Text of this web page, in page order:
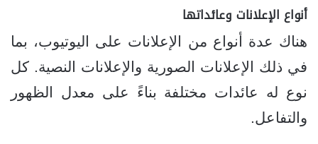
أنواع الإعلانات وعائداتها
هناك عدة أنواع من الإعلانات على اليوتيوب، بما
في ذلك الإعلانات الصورية والإعلانات النصية. كل
نوع له عائدات مختلفة بناءً على معدل الظهور
والتفاعل.